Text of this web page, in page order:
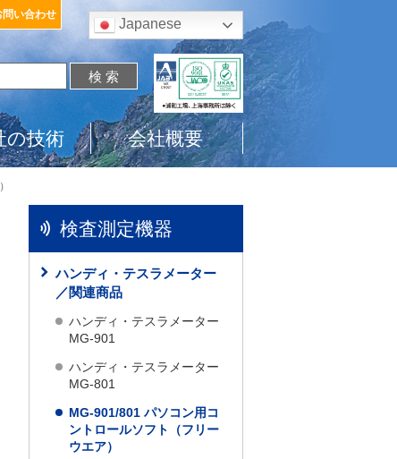
の技術 会社概要
問い合わせ
Japanese
検査測定機器
ハンディ・テスラメーター
／関連商品
ハンディ・テスラメーター
MG-901
ハンディ・テスラメーター
MG-801
MG-901/801 パソコン用コ
ントロールソフト（フリー
ウエア）